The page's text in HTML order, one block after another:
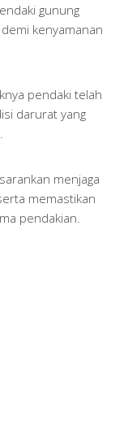
gunung
kenyamanan
pendaki telah
darurat yang
menjaga
memastikan
pendakian.